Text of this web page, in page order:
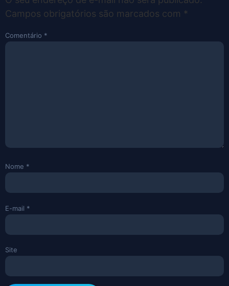
Campos obrigatórios são marcados com *
Comentário *
Nome *
E-mail *
Site